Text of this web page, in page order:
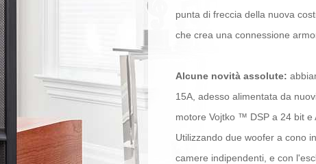
punta di freccia della nuova
che crea una connessione
Alcune novità assolute:
15A, adesso alimentata da
motore Vojtko ™ DSP a 24 bit
Utilizzando due woofer a cono
camere indipendenti, e con